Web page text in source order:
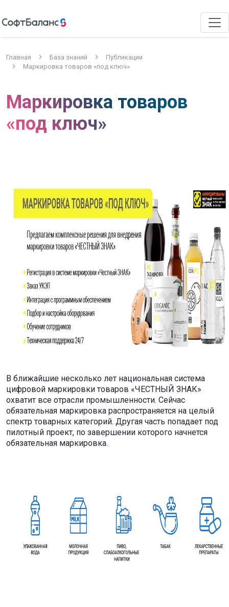
Главная База знаний
Публикации
Маркировка товаров «под ключ»
Маркировка товаров
«под ключ»
В ближайшие несколько лет национальная система
цифровой маркировки товаров «ЧЕСТНЫЙ ЗНАК»
охватит все отрасли промышленности. Сейчас
обязательная маркировка распространяется на целый
спектр товарных категорий. Другая часть попадает под
пилотный проект, по завершении которого начнется
обязательная маркировка.